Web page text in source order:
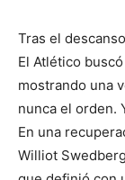
Tras el
El Atlético
mostrando una
nunca el orden.
En una
Williot